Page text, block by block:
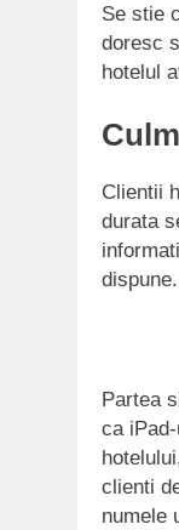
Se stie
doresc
hotelul
Clientii
durata
dispune.
Partea
ca
clienti
numele